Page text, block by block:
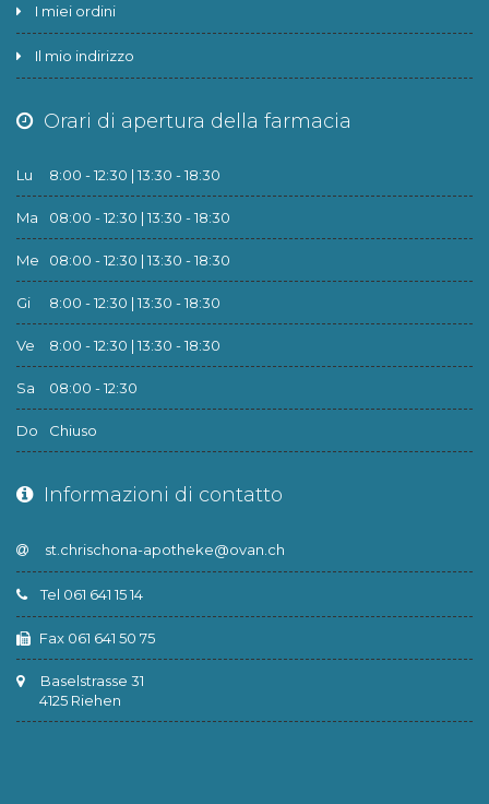
I miei ordini
Il mio indirizzo
Orari di apertura della farmacia
Lu 8:00 - 12:30 | 13:30 - 18:30
Ma 08:00 - 12:30 | 13:30 - 18:30
Me 08:00 - 12:30 | 13:30 - 18:30
Gi 8:00 - 12:30 | 13:30 - 18:30
Ve 8:00 - 12:30 | 13:30 - 18:30
Sa 08:00 - 12:30
Do Chiuso
Informazioni di contatto
Tel 061 641 15 14
Fax 061 641 50 75
Baselstrasse 31
4125 Riehen